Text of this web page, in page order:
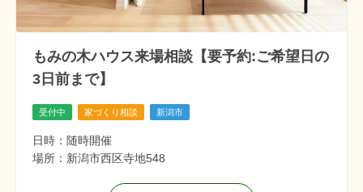
もみの木ハウス来場相談【要予約:ご希望日の
3日前まで】
受付中 家づくり相談 新潟市
日時：随時開催
場所：新潟市西区寺地548